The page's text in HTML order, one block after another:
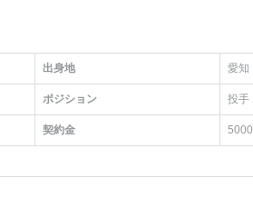
出身地 愛知
ポジション 投手
契約金